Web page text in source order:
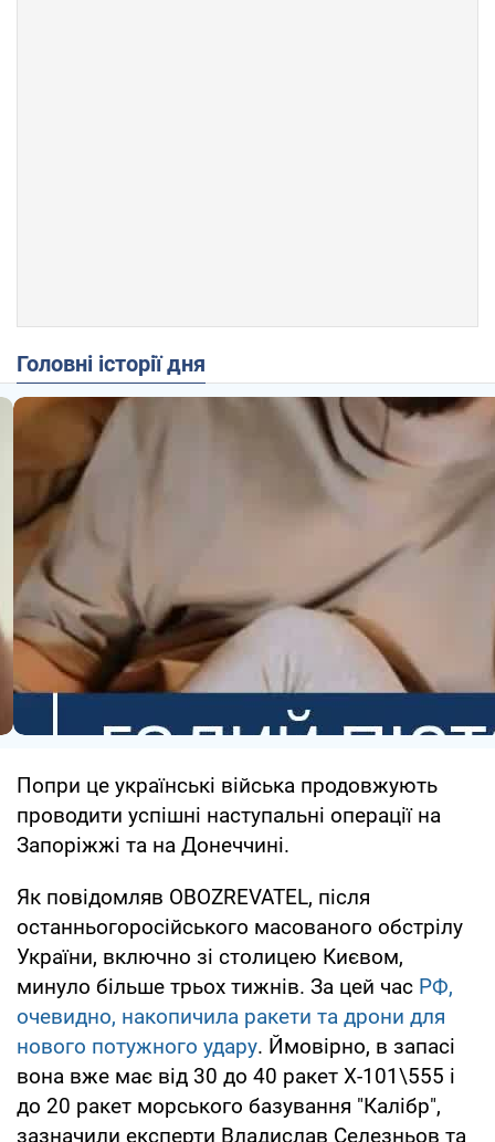
Головні історії дня
Попри це українські війська продовжують
проводити успішні наступальні операції на
Запоріжжі та на Донеччині.
Як повідомляв OBOZREVATEL, після
останньогоросійського масованого обстрілу
України, включно зі столицею Києвом,
минуло більше трьох тижнів. За цей час РФ,
очевидно, накопичила ракети та дрони для
нового потужного удару. Ймовірно, в запасі
вона вже має від 30 до 40 ракет Х-101\555 і
до 20 ракет морського базування "Калібр",
зазначили експерти Владислав Селезньов та